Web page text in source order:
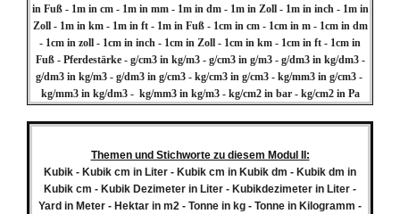
in Fuß - 1m in cm - 1m in mm - 1m in dm - 1m in Zoll - 1m in inch - 1m in
Zoll - 1m in km - 1m in ft - 1m in Fuß - 1cm in cm - 1cm in m - 1cm in dm
- 1cm in zoll - 1cm in inch - 1cm in Zoll - 1cm in km - 1cm in ft - 1cm in
Fuß - Pferdestärke - g/cm3 in kg/m3 - g/cm3 in g/m3 - g/dm3 in kg/dm3 -
g/dm3 in kg/m3 - g/dm3 in g/cm3 - kg/cm3 in g/cm3 - kg/mm3 in g/cm3 -
kg/mm3 in kg/dm3 - kg/mm3 in kg/m3 - kg/cm2 in bar - kg/cm2 in Pa
Themen und Stichworte zu diesem Modul II:
Kubik - Kubik cm in Liter - Kubik cm in Kubik dm - Kubik dm in
Kubik cm - Kubik Dezimeter in Liter - Kubikdezimeter in Liter -
Yard in Meter - Hektar in m2 - Tonne in kg - Tonne in Kilogramm -